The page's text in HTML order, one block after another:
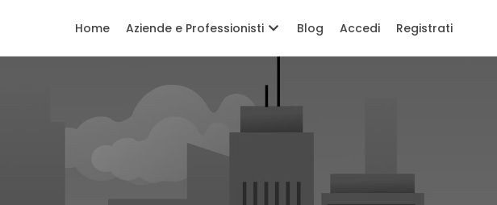
Home Aziende e Professionisti Blog Accedi Registrati